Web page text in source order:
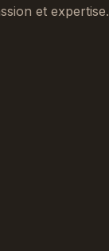
et expertise.